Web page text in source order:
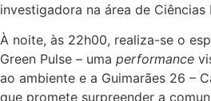
investigadora na área de Ciências
À noite, às 22h00, realiza-se o
Green Pulse – uma performance
ao ambiente e a Guimarães 26 –
que promete surpreender a